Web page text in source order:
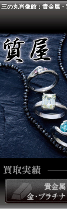
三の丸肖像館：貴金属